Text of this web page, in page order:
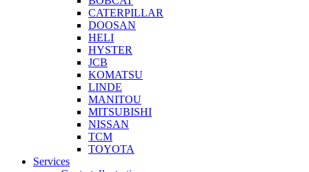
CATERPILLAR
DOOSAN
HELI
HYSTER
JCB
KOMATSU
LINDE
MANITOU
MITSUBISHI
NISSAN
TCM
TOYOTA
Services